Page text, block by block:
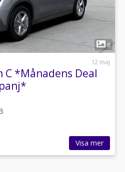
1
6
12 maj
*Månadens Deal
Visa mer